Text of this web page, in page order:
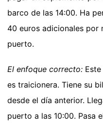
barco de las 14:00. Ha
40 euros adicionales por
puerto.
El enfoque correcto:
es traicionera. Tiene su
desde el día anterior.
puerto a las 10:00. Pasa